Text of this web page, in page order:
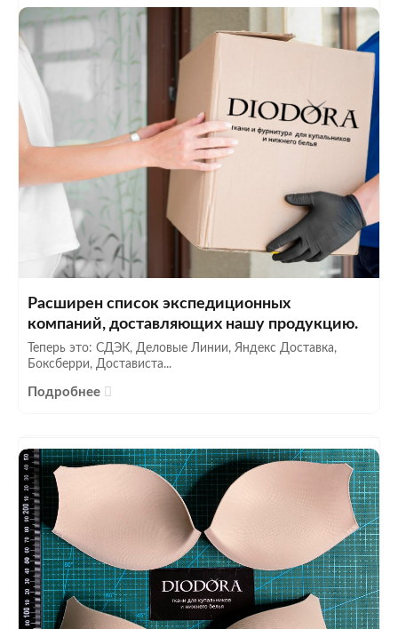
Расширен список экспедиционных
компаний, доставляющих нашу продукцию.
Теперь это: СДЭК, Деловые Линии, Яндекс Доставка,
Боксберри, Достависта...
Подробнее